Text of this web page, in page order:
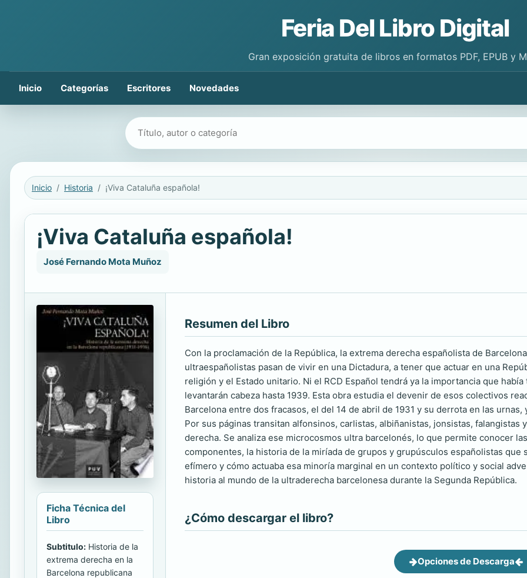
Feria Del Libro Digital
Gran exposición gratuita de libros en formatos PDF, EPUB y
Inicio Categorías Escritores Novedades
Buscar libros
Inicio Historia ¡Viva Cataluña española!
¡Viva Cataluña española!
José Fernando Mota Muñoz
Ficha Técnica del
Libro
Subtitulo: Historia de la
extrema derecha en la
Barcelona republicana
Resumen del Libro
Con la proclamación de la República, la extrema derecha españolista de
ultraespañolistas pasan de vivir en una Dictadura, a tener que actuar en una
religión y el Estado unitario. Ni el RCD Español tendrá ya la importancia que
levantarán cabeza hasta 1939. Esta obra estudia el devenir de esos colectivos
Barcelona entre dos fracasos, el del 14 de abril de 1931 y su derrota en las
Por sus páginas transitan alfonsinos, carlistas, albiñanistas, jonsistas,
derecha. Se analiza ese microcosmos ultra barcelonés, lo que permite conocer
componentes, la historia de la miríada de grupos y grupúsculos españolistas
efímero y cómo actuaba esa minoría marginal en un contexto político y social
historia al mundo de la ultraderecha barcelonesa durante la Segunda República.
¿Cómo descargar el libro?
Opciones de Descarga